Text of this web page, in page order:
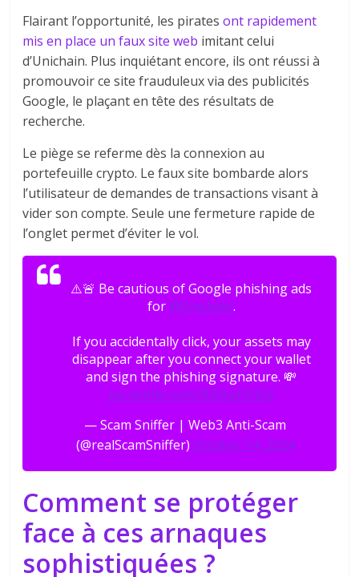
Flairant l’opportunité, les piratesont rapidement
mis en place un faux site web imitant celui
d’Unichain. Plus inquiétant encore, ils ont réussi à
promouvoir ce site frauduleux via des publicités
Google, le plaçant en tête des résultats de
recherche.
Le piège se referme dès la connexion au
portefeuille crypto. Le faux site bombarde alors
l’utilisateur de demandes de transactions visant à
vider son compte. Seule une fermeture rapide de
l’onglet permet d’éviter le vol.
⚠️🚨 Be cautious of Google phishing ads
for @Unichain.
If you accidentally click, your assets may
disappear after you connect your wallet
and sign the phishing signature. 💸
pic.twitter.com/BlDkgHVlZg
— Scam Sniffer | Web3 Anti-Scam
(@realScamSniffer) October 14, 2024
Comment se protéger
face à ces arnaques
sophistiquées ?